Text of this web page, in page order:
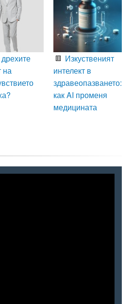
на
Изкуственият
интелект в
здравеопазването:
как AI променя
медицината